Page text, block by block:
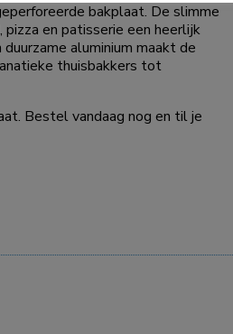
bakplaat. De slimme
en patisserie een heerlijk
aluminium maakt de
thuisbakkers tot
Bestel vandaag nog en til je